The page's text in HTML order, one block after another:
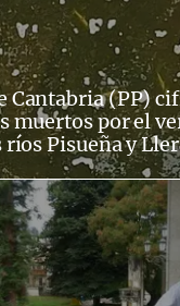
Cantabria (PP)
muertos por el
Pisueña y